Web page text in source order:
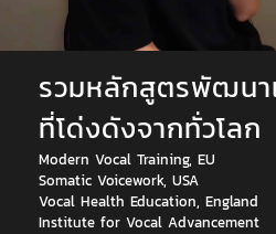
รวมหลักสูตรพัฒนา
ที่โด่งดังจากทั่วโลก
Modern Vocal Training, EU
Somatic Voicework, USA
Vocal Health Education, England
Institute for Vocal Advancement